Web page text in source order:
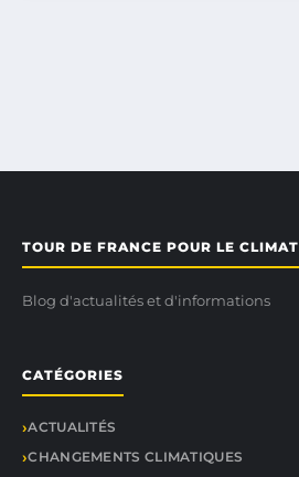
TOUR DE FRANCE POUR LE CLIMAT
Blog d'actualités et d'informations
CATÉGORIES
ACTUALITÉS
CHANGEMENTS CLIMATIQUES